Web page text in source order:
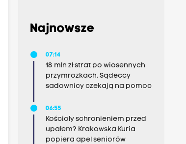
Najnowsze
07:14
18 mln zł strat po wiosennych
przymrozkach. Sądeccy
sadownicy czekają na pomoc
06:55
Kościoły schronieniem przed
upałem? Krakowska Kuria
popiera apel seniorów